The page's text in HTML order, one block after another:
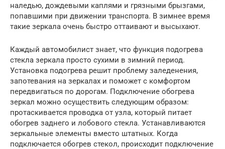
наледью, дождевыми каплями и грязными брызгами,
попавшими при движении транспорта. В зимнее время
такие зеркала очень быстро оттаивают и высыхают.
Каждый автомобилист знает, что функция подогрева
стекла зеркала просто сухими в зимний период.
Установка подогрева решит проблему заледенения,
запотевания на зеркалах и поможет с комфортом
передвигаться по дорогам. Подключение обогрева
зеркал можно осуществить следующим образом:
протаскивается проводка от узла, который питает
обогрев заднего и лобового стекла. Устанавливаются
зеркальные элементы вместо штатных. Когда
подключается обогрев стекол, происходит подключение